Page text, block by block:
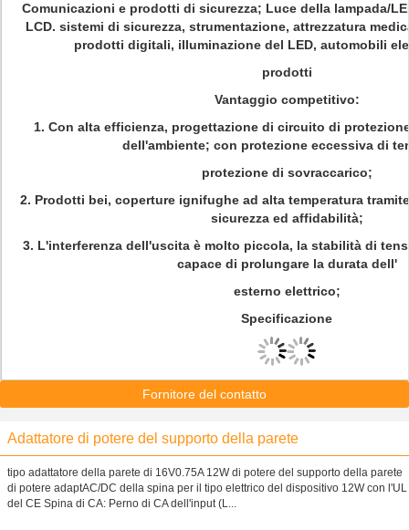
Comunicazioni e prodotti di sicurezza; Luce della lampada/
LCD. sistemi di sicurezza, strumentazione, attrezzatura
prodotti digitali, illuminazione del LED, automobili
prodotti
Vantaggio competitivo:
1. Con alta efficienza, progettazione di circuito di
dell'ambiente; con protezione eccessiva di
protezione di sovraccarico;
2. Prodotti bei, coperture ignifughe ad alta temperatura
sicurezza ed affidabilità;
3. L'interferenza dell'uscita è molto piccola, la stabilità di
capace di prolungare la durata dell'
esterno elettrico;
Specificazione
Fornitore del contatto
Adattatore di potere del supporto della parete
tipo adattatore della parete di 16V0.75A 12W di potere del supporto della parete
di potere adaptAC/DC della spina per il tipo elettrico del dispositivo 12W con l'UL
del CE Spina di CA: Perno di CA dell'input (L...